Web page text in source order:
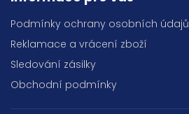
Podmínky ochrany osobních údajů
Reklamace a vrácení zboží
Sledování zásilky
Obchodní podmínky